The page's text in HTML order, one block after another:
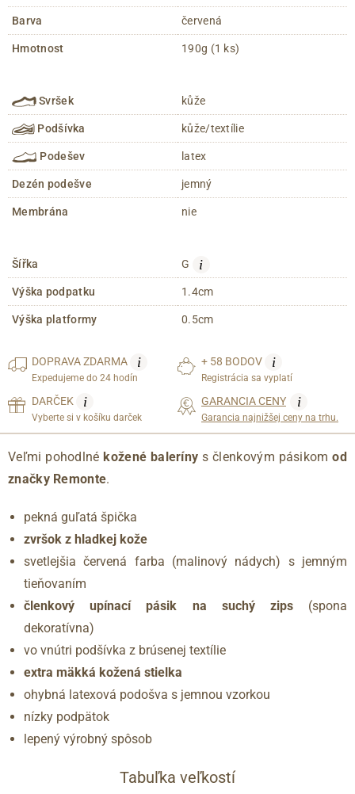
Barva červená
Hmotnost 190g (1 ks)
Svršek kůže
Podšívka kůže/textílie
Podešev latex
Dezén podešve jemný
Membrána nie
Šířka G i
Výška podpatku 1.4cm
Výška platformy 0.5cm
DOPRAVAZDARMA i
Expedujeme do 24 hodín
+ 58 BODOV i
Registrácia sa vyplatí
DARČEK i
Vyberte si v košíku darček
GARANCIA CENY i
Garancia najnižšej ceny na trhu.
Veľmi pohodlnékožené balerínys členkovým pásikom od
značky Remonte.
pekná guľatá špička
zvršok z hladkej kože
svetlejšia červená farba (malinový nádych) s jemným
tieňovaním
členkový upínací pásik na suchý zips(spona
dekoratívna)
vo vnútri podšívka z brúsenej textílie
extra mäkká kožená stielka
ohybná latexová podošva s jemnou vzorkou
nízky podpätok
lepený výrobný spôsob​
Tabuľka veľkostí